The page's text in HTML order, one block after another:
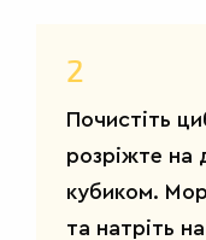
2
Почистіть
розріжте на
кубиком.
та натріть